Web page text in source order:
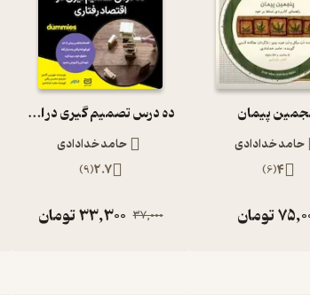
پیمان
حامد خدادادی
4
(
6
)
تومان
ده درس تصمیم گیری در اقتصاد رفتاری
حامد خدادادی
2.7
(
9
)
37,000
33,300تومان